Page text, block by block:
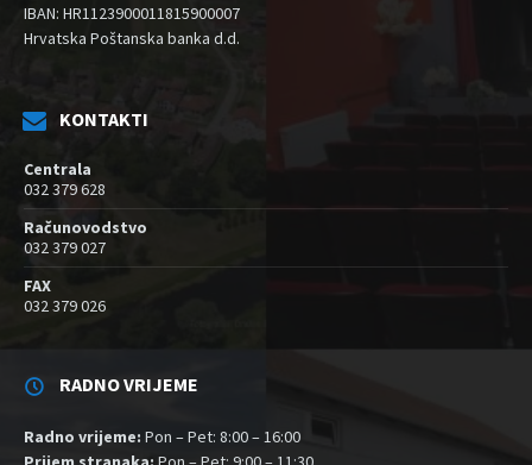
IBAN: HR1123900011815900007
Hrvatska Poštanska banka d.d.
KONTAKTI
Centrala
032 379 628
Računovodstvo
032 379 027
FAX
032 379 026
RADNO VRIJEME
Radno vrijeme: Pon – Pet: 8:00 – 16:00